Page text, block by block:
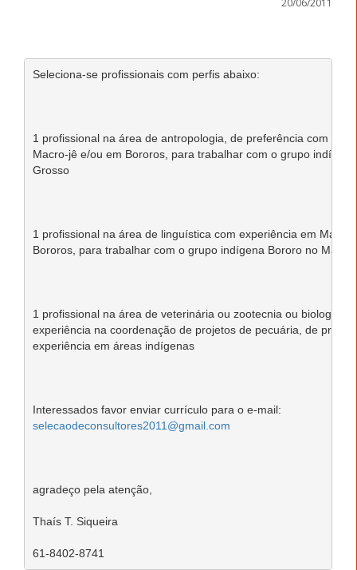
Seleciona-se profissionais com perfis abaixo:
1 profissional na área de antropologia, de preferência com
Macro-jê e/ou em Bororos, para trabalhar com o grupo
Grosso
1 profissional na área de linguística com experiência em
Bororos, para trabalhar com o grupo indígena Bororo no Mato
1 profissional na área de veterinária ou zootecnia ou biologia
experiência na coordenação de projetos de pecuária, de
experiência em áreas indígenas
selecaodeconsultores2011@gmail.com
agradeço pela atenção,
Thaís T. Siqueira